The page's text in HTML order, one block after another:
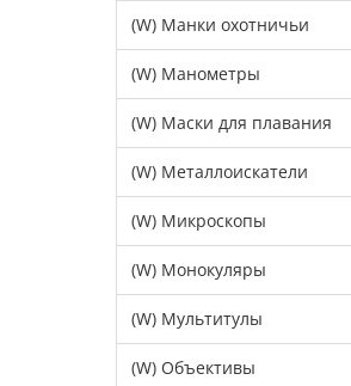
(W) Манки охотничьи
(W) Манометры
(W) Маски для плавания
(W) Металлоискатели
(W) Микроскопы
(W) Монокуляры
(W) Мультитулы
(W) Объективы